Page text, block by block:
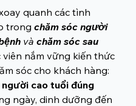
quanh các tình
trong chăm sóc người
và chăm sóc sau
viên nắm vững kiến thức
sóc cho khách hàng:
cao tuổi đúng
ngày, dinh dưỡng đến